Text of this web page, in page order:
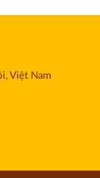
Việt Nam